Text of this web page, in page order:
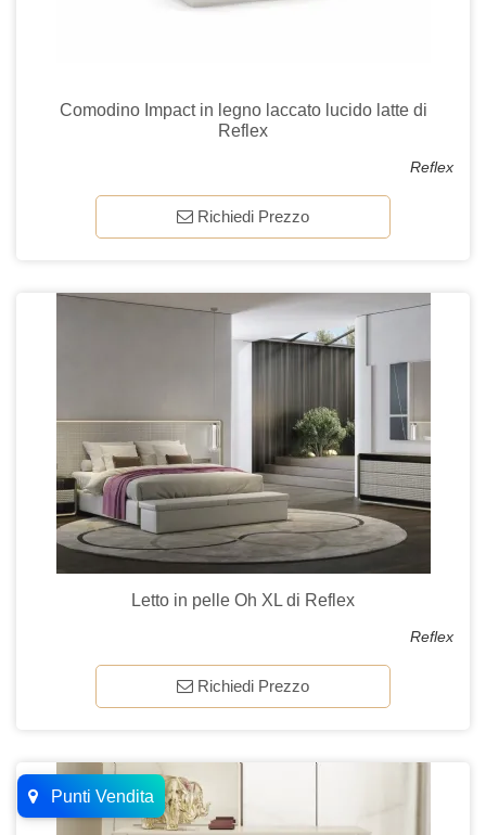
Comodino Impact in legno laccato lucido latte di
Reflex
Reflex
Richiedi Prezzo
Letto in pelle Oh XL di Reflex
Reflex
Richiedi Prezzo
Punti Vendita